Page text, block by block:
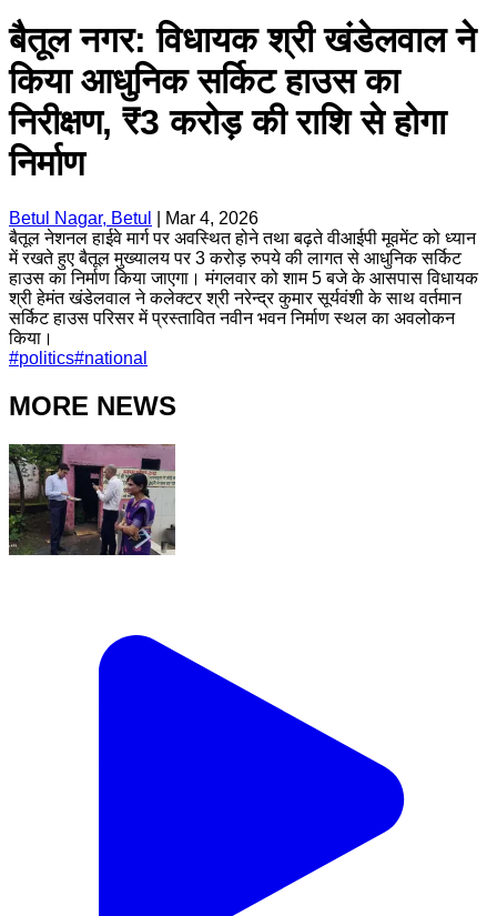
बैतूल नगर: विधायक श्री खंडेलवाल ने
किया आधुनिक सर्किट हाउस का
निरीक्षण, ₹3 करोड़ की राशि से होगा
निर्माण
Betul Nagar, Betul
Mar 4, 2026
बैतूल नेशनल हाईवे मार्ग पर अवस्थित होने तथा बढ़ते वीआईपी मूवमेंट को ध्यान
में रखते हुए बैतूल मुख्यालय पर 3 करोड़ रुपये की लागत से आधुनिक सर्किट
हाउस का निर्माण किया जाएगा। मंगलवार को शाम 5 बजे के आसपास विधायक
श्री हेमंत खंडेलवाल ने कलेक्टर श्री नरेन्द्र कुमार सूर्यवंशी के साथ वर्तमान
सर्किट हाउस परिसर में प्रस्तावित नवीन भवन निर्माण स्थल का अवलोकन
किया।
#politics#national
MORE NEWS